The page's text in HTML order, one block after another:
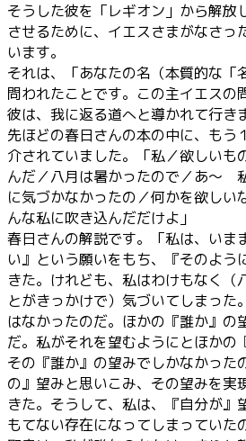
そうした彼を「レギオン」から解放
させるために、イエスさまがなさっ
います。
それは、「あなたの名（本質的な「
問われたことです。この主イエスの
彼は、我に返る道へと導かれて行き
先ほどの春日さんの本の中に、もう
介されていました。「私／欲しいも
んだ／八月は暑かったので／あ～
に気づかなかったの／何かを欲しい
んな私に吹き込んだだけよ」
春日さんの解説です。「私は、いま
い』という願いをもち、『そのよう
きた。けれども、私はわけもなく（
とがきっかけで）気づいてしまった
はなかったのだ。ほかの『誰か』の
だ。私がそれを望むようにとほかの
その『誰か』の望みでしかなかった
の』望みと思いこみ、その望みを実
きた。そうして、私は、『自分が』
もてない存在になってしまっていた